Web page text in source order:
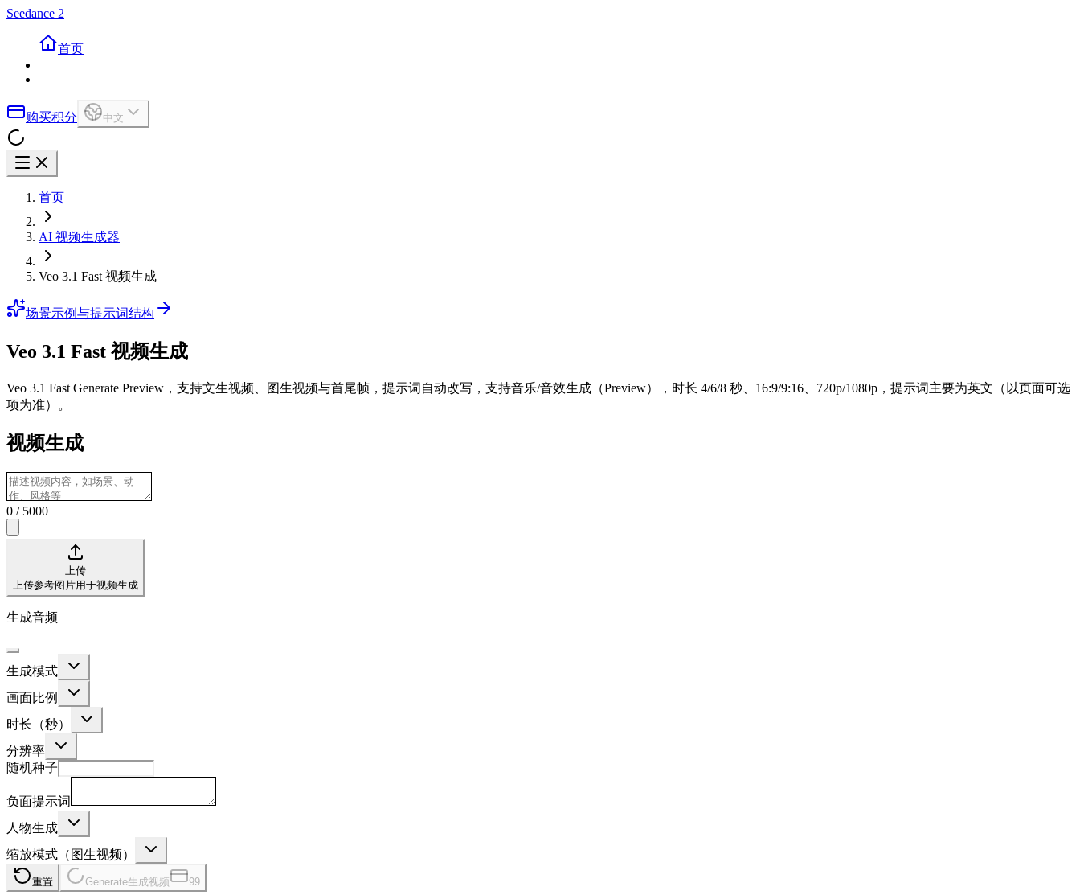
Seedance 2
首页
购买积分 中文
首页
AI 视频生成器
Veo 3.1 Fast 视频生成
场景示例与提示词结构
Veo 3.1 Fast 视频生成
Veo 3.1 Fast Generate Preview，支持文生视频、图生视频与首尾帧，提示词自动改写，支持音乐/音效生成（Preview），时长 4/6/8 秒、16:9/9:16、720p/1080p，提示词主要为英文（以页面可选
项为准）。
视频生成
0 / 5000
上传
上传参考图片用于视频生成
生成音频
生成模式
画面比例
时长（秒）
分辨率
随机种子
负面提示词
人物生成
缩放模式（图生视频）
重置 Generate生成视频 99